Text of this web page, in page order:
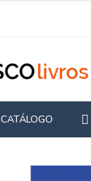
CATÁLOGO